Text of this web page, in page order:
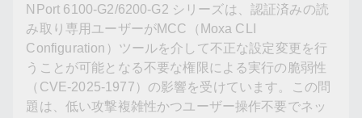
NPort 6100-G2/6200-G2 シリーズは、認証済みの読
み取り専用ユーザーがMCC（Moxa CLI
Configuration）ツールを介して不正な設定変更を行
うことが可能となる不要な権限による実行の脆弱性
（CVE-2025-1977）の影響を受けています。この問
題は、低い攻撃複雑性かつユーザー操作不要でネッ